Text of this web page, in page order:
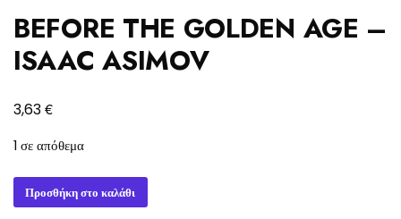
BEFORE THE GOLDEN AGE –
ISAAC ASIMOV
3,63€
1 σε απόθεμα
BEFORE
THE
Προσθήκη στο καλάθι